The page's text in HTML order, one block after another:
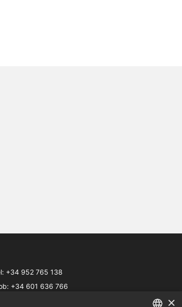
+34 952 765 138
+34 601 636 766
×